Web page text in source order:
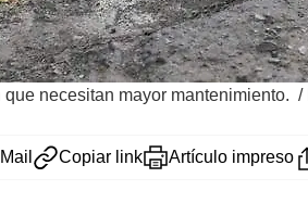
necesitan mayor mantenimiento. /
Copiar link Artículo impreso